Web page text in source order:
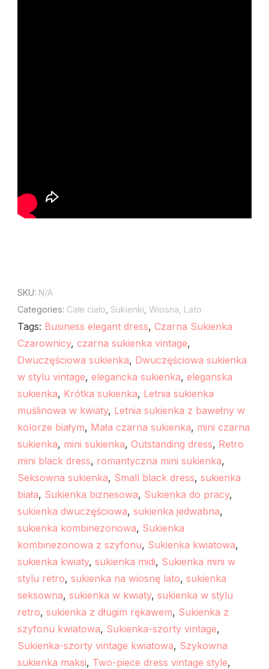
SKU: N/A
Categories: Całe ciało Sukienki Wiosna, Lato
Tags: Business elegant dress, Czarna Sukienka
Czarownicy, czarna sukienka vintage,
Dwuczęściowa sukienka, Dwuczęściowa sukienka
w stylu vintage, elegancka sukienka, eleganska
sukienka, Krótka sukienka, Letnia sukienka
muślinowa w kwiaty, Letnia sukienka z bawełny w
kolorze białym, Mała czarna sukienka, mini czarna
sukienka, mini sukienka, Outstanding dress, Retro
mini black dress, romantyczna mini sukienka,
Seksowna sukienka, Small black dress, sukienka
biała, Sukienka biznesowa, Sukienka do pracy,
sukienka dwuczęściowa, sukienka jedwabna,
sukienka kombinezonowa, Sukienka
kombinezonowa z szyfonu, Sukienka kwiatowa,
sukienka kwiaty, sukienka midi, Sukienka mini w
stylu retro, sukienka na wiosnę lato, sukienka
seksowna, sukienka w kwiaty, sukienka w stylu
retro, sukienka z długim rękawem, Sukienka z
szyfonu kwiatowa, Sukienka-szorty vintage,
Sukienka-szorty vintage kwiatowa, Szykowna
sukienka maksi, Two-piece dress vintage style,